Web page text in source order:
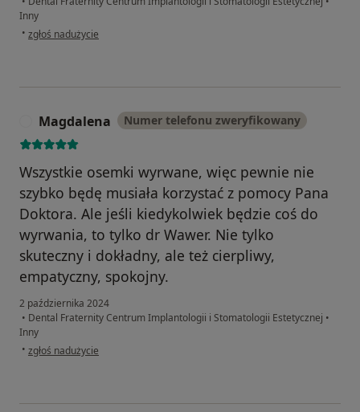
Inny
• w opinii użytkownika Kacper
zgłoś nadużycie
Magdalena Numer telefonu zweryfikowany
Wszystkie osemki wyrwane, więc pewnie nie
szybko będę musiała korzystać z pomocy Pana
Doktora. Ale jeśli kiedykolwiek będzie coś do
wyrwania, to tylko dr Wawer. Nie tylko
skuteczny i dokładny, ale też cierpliwy,
empatyczny, spokojny.
2 października 2024
• Dental Fraternity Centrum Implantologii i Stomatologii Estetycznej •
Inny
• w opinii użytkownika Magdalena
zgłoś nadużycie